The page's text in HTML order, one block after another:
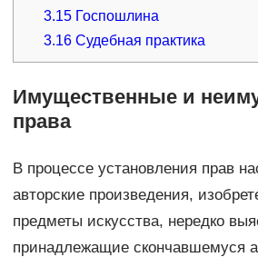
3.15 Госпошлина
3.16 Судебная практика
Имущественные и
права
В процессе установления прав
авторские произведения,
предметы искусства, нередко
принадлежащие скончавшемуся